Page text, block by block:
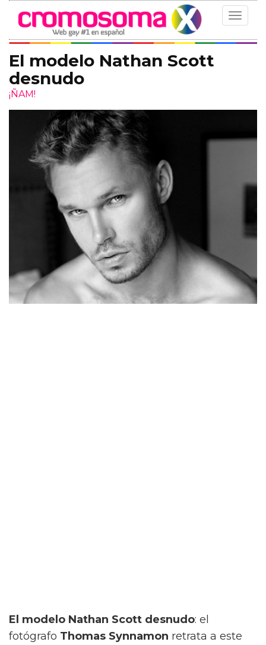
Toggle
El modelo Nathan Scott
desnudo
¡ÑAM!
El modelo Nathan Scott desnudo: el
fotógrafo Thomas Synnamon retrata a este